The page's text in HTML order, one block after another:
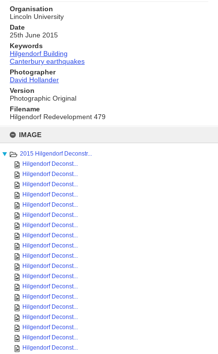
content
IMAGE
2015 Hilgendorf Deconstr...
Hilgendorf Deconst...
Hilgendorf Deconst...
Hilgendorf Deconst...
Hilgendorf Deconst...
Hilgendorf Deconst...
Hilgendorf Deconst...
Hilgendorf Deconst...
Hilgendorf Deconst...
Hilgendorf Deconst...
Hilgendorf Deconst...
Hilgendorf Deconst...
Hilgendorf Deconst...
Hilgendorf Deconst...
Hilgendorf Deconst...
Hilgendorf Deconst...
Hilgendorf Deconst...
Hilgendorf Deconst...
Hilgendorf Deconst...
Hilgendorf Deconst...
Organisation
Lincoln University
Date
25th June 2015
Keywords
Hilgendorf Building
Canterbury earthquakes
Photographer
David Hollander
Version
Photographic Original
Filename
Hilgendorf Redevelopment 479